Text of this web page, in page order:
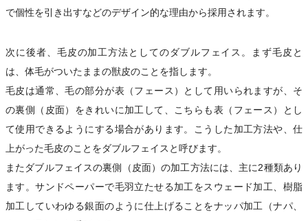
で個性を引き出すなどのデザイン的な理由から採用されます。
次に後者、毛皮の加工方法としてのダブルフェイス。まず毛皮と
は、体毛がついたままの獣皮のことを指します。
毛皮は通常、毛の部分が表（フェース）として用いられますが、そ
の裏側（皮面）をきれいに加工して、こちらも表（フェース）とし
て使用できるようにする場合があります。こうした加工方法や、仕
上がった毛皮のことをダブルフェイスと呼びます。
またダブルフェイスの裏側（皮面）の加工方法には、主に2種類あり
ます。サンドペーパーで毛羽立たせる加工をスウェード加工、樹脂
加工していわゆる銀面のように仕上げることをナッパ加工（ナパ、